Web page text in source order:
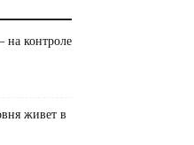
на контроле
живет в